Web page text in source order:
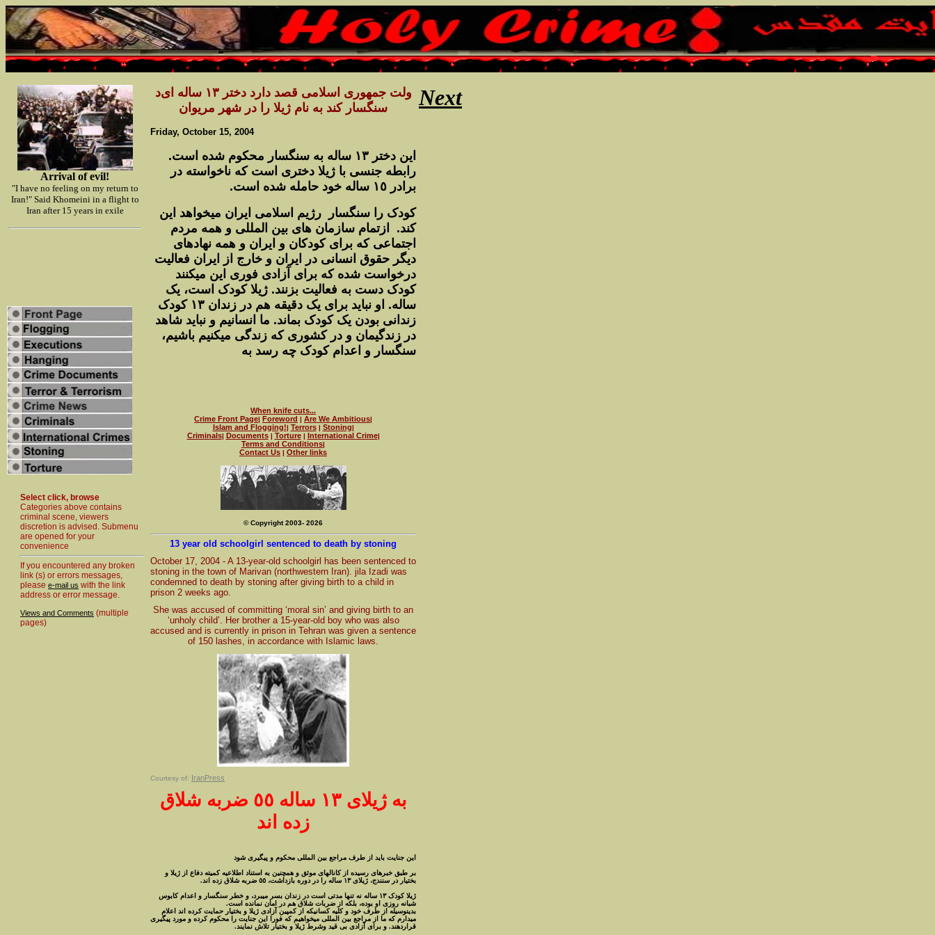
Arrival of evil!
"I have no feeling on my return to
Iran!" Said Khomeini in a flight to
Iran after 15 years in exile
Select click, browse
Categories above contains
criminal scene, viewers
discretion is advised. Submenu
are opened for your
convenience
If you encountered any broken
link (s) or errors messages,
please e-mail us with the link
address or error message.
Views and Comments (multiple
pages)
دولت جمهورى اسلامى قصد دارد دختر ١٣ ساله اى
به نام ژيلا را در شهر مريوان سنگسار کند
Friday, October 15, 2004
اين دختر ١٣ ساله به سنگسار محکوم شده است.
ژيلا دخترى است که ناخواسته در رابطه جنسى با
برادر ١٥ ساله خود حامله شده است.
رژيم اسلامى ايران ميخواهد اين
کودک را سنگسار
کند. ازتمام سازمان های بين المللی و همه مردم
ايران و همه نهادهاى اجتماعى که براى کودکان و
ديگر حقوق انسانى در ايران و خارج از ايران فعاليت
ميکنند درخواست شده که براى آزادى فورى اين
کودک دست به فعاليت بزنند. ژيلا کودک است، يک
کودک ١٣ ساله. او نبايد براى يک دقيقه هم در زندان
بماند. ما انسانيم و نبايد شاهد زندانى بودن يک کودک
در زندگيمان و در کشورى که زندگى ميکنيم باشيم،
چه رسد به سنگسار و اعدام کودک
When knife cuts...
Crime Front Page| Foreword | Are We Ambitious|
Islam and Flogging!| Terrors| Stoning|
Criminals| Documents| Torture| International Crime|
Terms and Conditions|
Contact Us | Other links
© Copyright 2003- 2026
13 year old schoolgirl sentenced to death by stoning
October 17, 2004 - A 13-year-old schoolgirl has been sentenced to
stoning in the town of Marivan (northwestern Iran). jila Izadi was
condemned to death by stoning after giving birth to a child in
prison 2 weeks ago.
She was accused of committing ‘moral sin’ and giving birth to an
‘unholy child’. Her brother a 15-year-old boy who was also
accused and is currently in prison in Tehran was given a sentence
of 150 lashes, in accordance with Islamic laws.
Courtesy of: IranPress
به ژيلاى ١٣ ساله ٥٥ ضربه شلاق
زده اند
اين جنايت بايد از طرف مراجع بين المللى محکوم و پيگيرى شود
بر طبق خبرهاى رسيده از کانالهاى موثق و همچنين به استناد اطلاعيه کميته دفاع از ژيلا و
بختيار در سنندج، ژيلاى ١٣ ساله را در دوره بازداشت، ٥٥ ضربه شلاق زده اند.
ژيلا کودک ١٣ ساله نه تنها مدتى است در زندان بسر ميبرد، و خطر سنگسار و اعدام کابوس
شبانه روزى او بوده، بلکه از ضربات شلاق هم در امان نمانده است.
بدينوسيله از طرف خود و کليه کسانيکه از کمپين آزادى ژيلا و بختيار حمايت کرده اند اعلام
ميدارم که ما از مراجع بين المللى ميخواهيم که فورا اين جنايت را محکوم کرده و مورد پيگيرى
قراردهند. و براى آزادى بى قيد وشرط ژيلا و بختيار تلاش نمايند.
Next